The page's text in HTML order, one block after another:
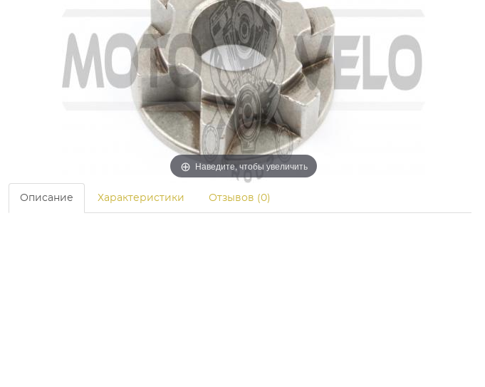
Наведите, чтобы увеличить
Описание Характеристики Отзывов (0)